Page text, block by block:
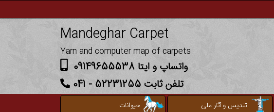
Mandeghar Carpet
Yarn and computer map of carpets
واتساپ و ایتا 09149655538
تلفن ثابت 52231255 - 041
تندیس و آثار ملی
حیوانات